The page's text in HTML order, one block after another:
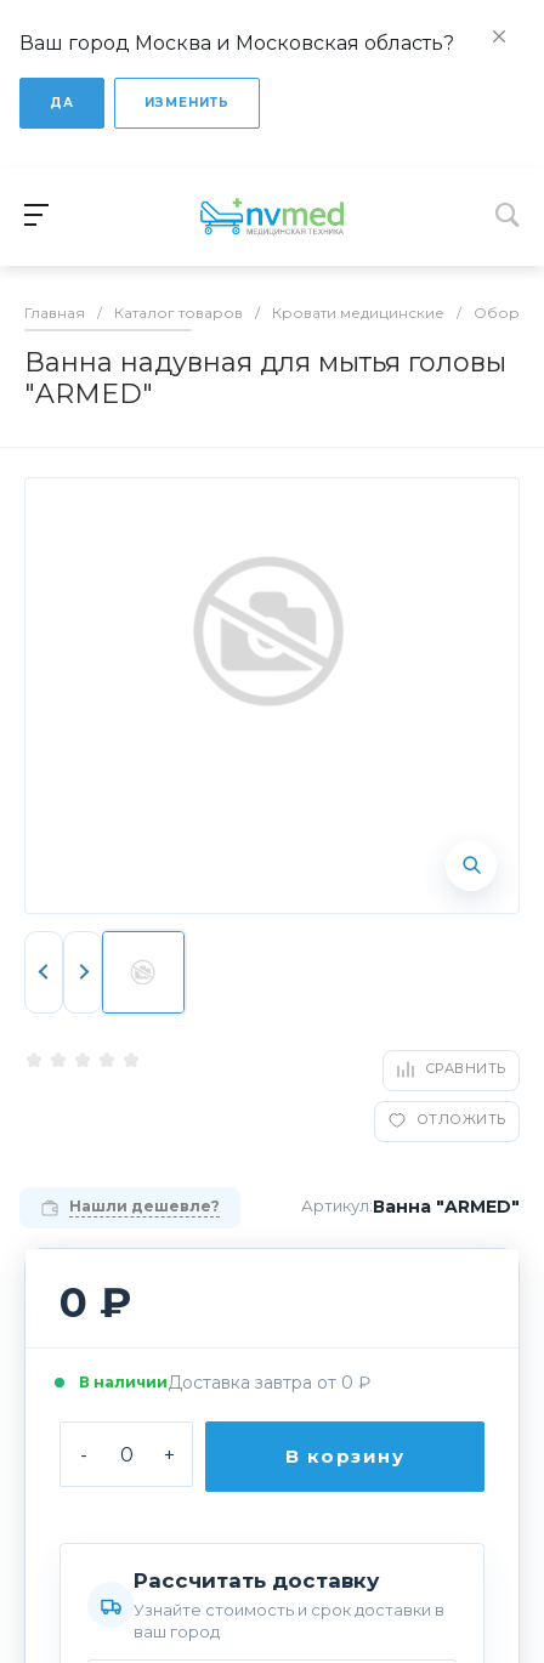
Ваш город Москва и Московская область?
ДА ИЗМЕНИТЬ
Главная / Каталог товаров / Кровати медицинские /
Ванна надувная для мытья головы
"ARMED"
СРАВНИТЬ
ОТЛОЖИТЬ
Артикул:Ванна "ARMED"
Нашли дешевле?
0 ₽
В наличииДоставка завтра от 0 ₽
- + В корзину
Рассчитать доставку
Узнайте стоимость и срок доставки в
ваш город